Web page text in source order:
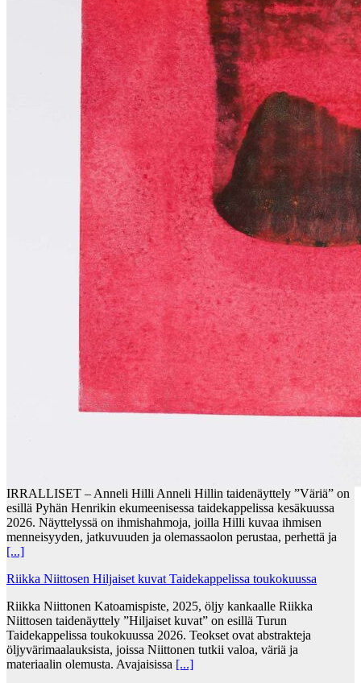
IRRALLISET – Anneli Hilli Anneli Hillin taidenäyttely ”Väriä” on
esillä Pyhän Henrikin ekumeenisessa taidekappelissa kesäkuussa
2026. Näyttelyssä on ihmishahmoja, joilla Hilli kuvaa ihmisen
menneisyyden, jatkuvuuden ja olemassaolon perustaa, perhettä ja
[...]
Riikka Niittosen Hiljaiset kuvat Taidekappelissa toukokuussa
Riikka Niittonen Katoamispiste, 2025, öljy kankaalle Riikka
Niittosen taidenäyttely ”Hiljaiset kuvat” on esillä Turun
Taidekappelissa toukokuussa 2026. Teokset ovat abstrakteja
öljyvärimaalauksista, joissa Niittonen tutkii valoa, väriä ja
materiaalin olemusta. Avajaisissa [...]